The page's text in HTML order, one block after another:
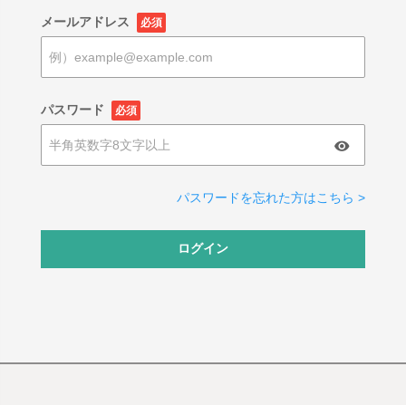
メールアドレス 必須
パスワード 必須
パスワードを忘れた方はこちら >
ログイン